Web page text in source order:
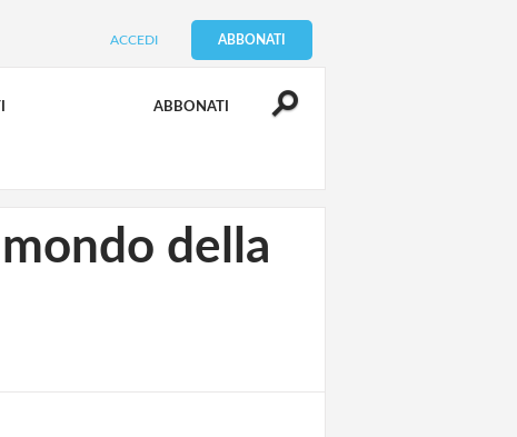
ACCEDI ABBONATI
ABBONATI
della